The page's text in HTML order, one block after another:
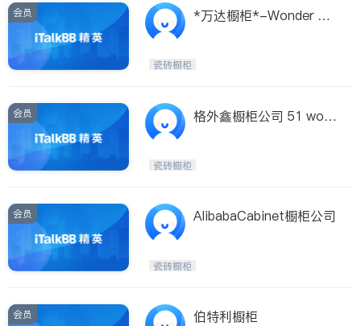
ON - Other Cities
会员
*万达橱柜*-Wonder ca
瓷砖橱柜
会员
格外鑫橱柜公司 51 woo
瓷砖橱柜
会员 AlibabaCabinet橱柜公司
瓷砖橱柜
会员 伯特利橱柜